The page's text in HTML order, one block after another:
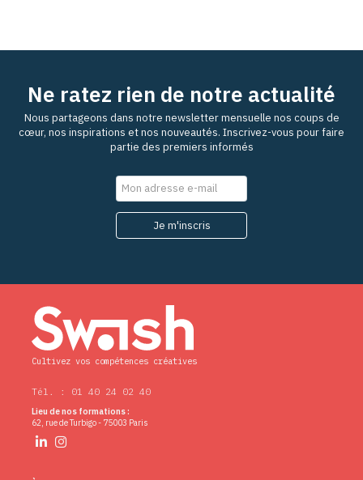
Ne ratez rien de notre actualité
Nous partageons dans notre newsletter mensuelle nos coups de
cœur, nos inspirations et nos nouveautés. Inscrivez-vous pour faire
partie des premiers informés
Cultivez vos compétences créatives
Tél. : 01 40 24 02 40
Lieu de nos formations :
62, rue de Turbigo - 75003 Paris